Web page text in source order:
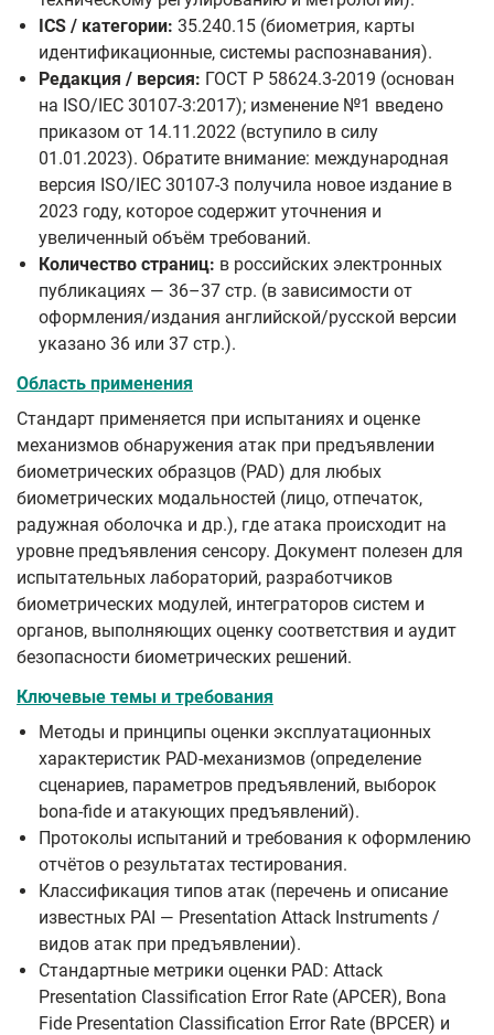
ICS / категории: 35.240.15 (биометрия, карты
идентификационные, системы распознавания).
Редакция / версия: ГОСТ Р 58624.3-2019 (основан
на ISO/IEC 30107-3:2017); изменение №1 введено
приказом от 14.11.2022 (вступило в силу
01.01.2023). Обратите внимание: международная
версия ISO/IEC 30107-3 получила новое издание в
2023 году, которое содержит уточнения и
увеличенный объём требований.
Количество страниц: в российских электронных
публикациях — 36–37 стр. (в зависимости от
оформления/издания английской/русской версии
указано 36 или 37 стр.).
Область применения
Стандарт применяется при испытаниях и оценке
механизмов обнаружения атак при предъявлении
биометрических образцов (PAD) для любых
биометрических модальностей (лицо, отпечаток,
радужная оболочка и др.), где атака происходит на
уровне предъявления сенсору. Документ полезен для
испытательных лабораторий, разработчиков
биометрических модулей, интеграторов систем и
органов, выполняющих оценку соответствия и аудит
безопасности биометрических решений.
Ключевые темы и требования
Методы и принципы оценки эксплуатационных
характеристик PAD-механизмов (определение
сценариев, параметров предъявлений, выборок
bona‑fide и атакующих предъявлений).
Протоколы испытаний и требования к оформлению
отчётов о результатах тестирования.
Классификация типов атак (перечень и описание
известных PAI — Presentation Attack Instruments /
видов атак при предъявлении).
Стандартные метрики оценки PAD: Attack
Presentation Classification Error Rate (APCER), Bona
Fide Presentation Classification Error Rate (BPCER) и